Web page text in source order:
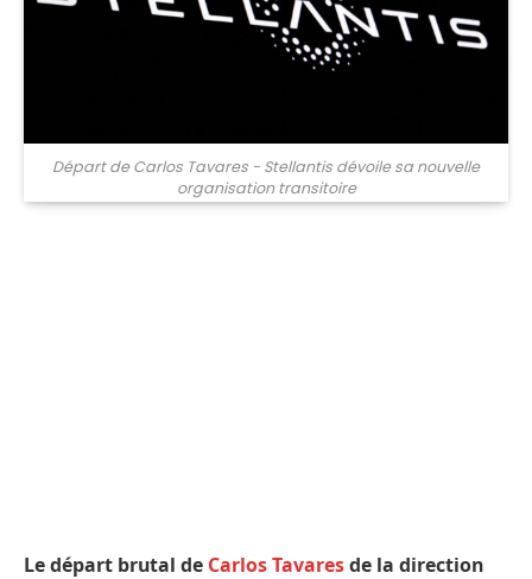
Départ de Carlos Tavares - Stellantis dévoile sa nouvelle
organisation transitoire
Le départ brutal de Carlos Tavaresde la direction